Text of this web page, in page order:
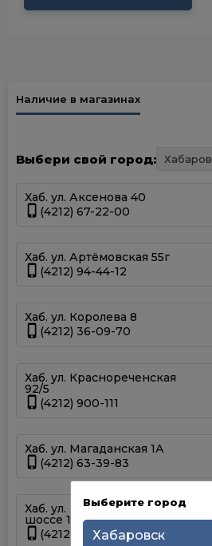
Наличие в магазинах
Выбери свой город:
Хаб. ул. Аксенова 40
(4212) 67-22-00
Хаб. ул. Артёмовская 55г
(4212) 94-44-12
Хаб. ул. Королева 8
(4212) 36-09-70
Хаб. ул. Краснореченская
92/5
(4212) 900-111
Хаб. ул. Магаданская 1А
(4212) 63-39-83
Хаб. ул. Матвеевское
шоссе 13А
(4212) 69-93-93
Выберите город
Хабаровск